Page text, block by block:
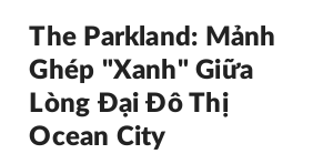
The Parkland: Mảnh
Ghép "Xanh" Giữa
Lòng Đại Đô Thị
Ocean City